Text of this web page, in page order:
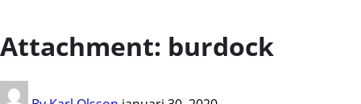
Attachment: burdock